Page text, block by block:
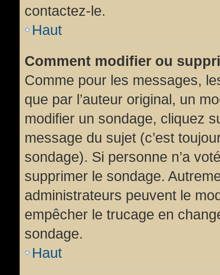
contactez-le.
Haut
Comment modifier ou
Comme pour les messages,
que par l’auteur original, un
modifier un sondage, cliquez
message du sujet (c’est
sondage). Si personne n’a
supprimer le sondage.
administrateurs peuvent le
empêcher le trucage en
sondage.
Haut